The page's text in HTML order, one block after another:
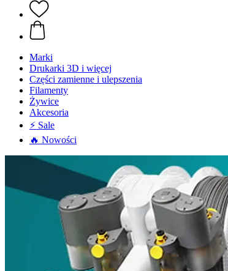
Marki
Drukarki 3D i więcej
Części zamienne i ulepszenia
Filamenty
Żywice
Akcesoria
⚡ Sale
🔥 Nowości